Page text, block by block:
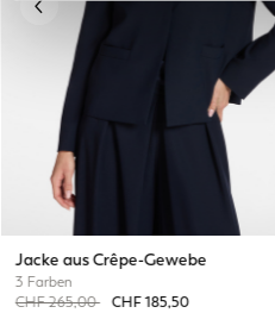
Jacke aus Crêpe-Gewebe
3 Farben
Price reduced from
CHF 265,00toCHF 185,50
Previous